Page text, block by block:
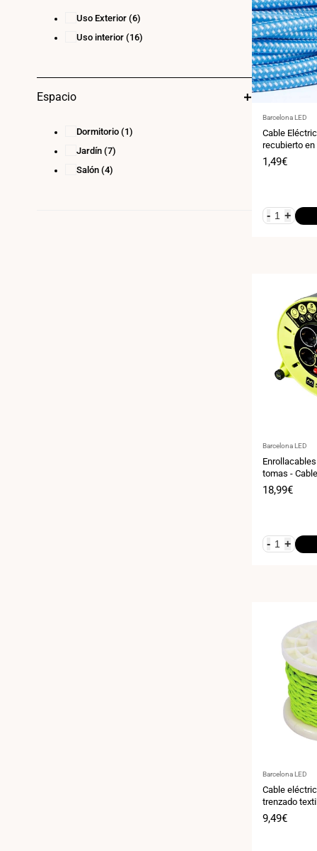
Proveedor:
Barcelona LED
Cable
recubierto
Color Azul &
Precio
1,49€
- +
Proveedor:
Barcelona LED
tomas -
3x1,5mm2 -
Precio
18,99€
- +
Proveedor:
Barcelona LED
Cable
trenzado
Precio
9,49€
Uso Exterior (6)
Uso interior (16)
Espacio
Dormitorio (1)
Jardín (7)
Salón (4)